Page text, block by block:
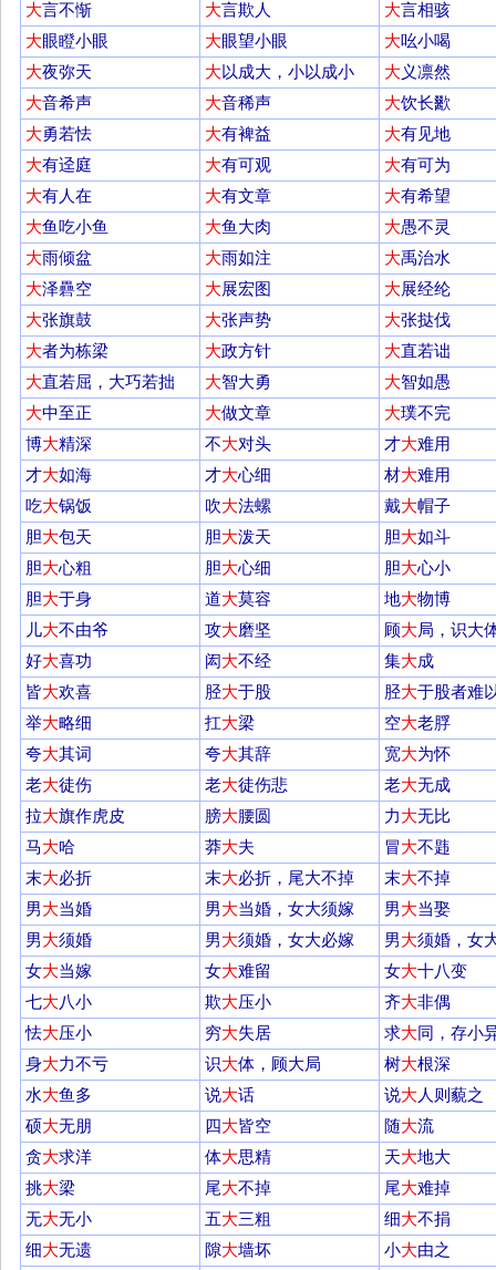
大言不惭 大言欺人 大言相骇
大眼瞪小眼 大眼望小眼 大吆小喝
大夜弥天 大以成大，小以成小 大义凛然
大音希声 大音稀声 大饮长歠
大勇若怯 大有裨益 大有见地
大有迳庭 大有可观 大有可为
大有人在 大有文章 大有希望
大鱼吃小鱼 大鱼大肉 大愚不灵
大雨倾盆 大雨如注 大禹治水
大泽礨空 大展宏图 大展经纶
大张旗鼓 大张声势 大张挞伐
大者为栋梁 大政方针 大直若诎
大直若屈，大巧若拙 大智大勇 大智如愚
大中至正 大做文章 大璞不完
博大精深 不大对头 才大难用
才大如海 才大心细 材大难用
吃大锅饭 吹大法螺 戴大帽子
胆大包天 胆大泼天 胆大如斗
胆大心粗 胆大心细 胆大心小
胆大于身 道大莫容 地大物博
儿大不由爷 攻大磨坚 顾大局，识大
好大喜功 闳大不经 集大成
皆大欢喜 胫大于股 胫大于股者难
举大略细 扛大梁 空大老脬
夸大其词 夸大其辞 宽大为怀
老大徒伤 老大徒伤悲 老大无成
拉大旗作虎皮 膀大腰圆 力大无比
马大哈 莽大夫 冒大不韪
末大必折 末大必折，尾大不掉 末大不掉
男大当婚 男大当婚，女大须嫁 男大当娶
男大须婚 男大须婚，女大必嫁 男大须婚，女
女大当嫁 女大难留 女大十八变
七大八小 欺大压小 齐大非偶
怯大压小 穷大失居 求大同，存小
身大力不亏 识大体，顾大局 树大根深
水大鱼多 说大话 说大人则藐之
硕大无朋 四大皆空 随大流
贪大求洋 体大思精 天大地大
挑大梁 尾大不掉 尾大难掉
无大无小 五大三粗 细大不捐
细大无遗 隙大墙坏 小大由之